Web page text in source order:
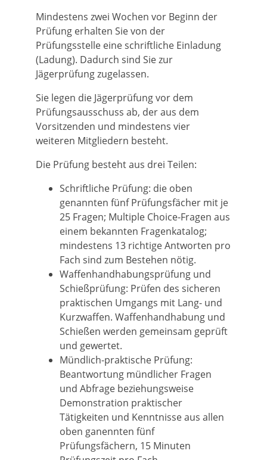
Mindestens zwei Wochen vor Beginn der
Prüfung erhalten Sie von der
Prüfungsstelle eine schriftliche Einladung
(Ladung). Dadurch sind Sie zur
Jägerprüfung zugelassen.
Sie legen die Jägerprüfung vor dem
Prüfungsausschuss ab, der aus dem
Vorsitzenden und mindestens vier
weiteren Mitgliedern besteht.
Die Prüfung besteht aus drei Teilen:
Schriftliche Prüfung: die oben
genannten fünf Prüfungsfächer mit je
25 Fragen; Multiple Choice-Fragen aus
einem bekannten Fragenkatalog;
mindestens 13 richtige Antworten pro
Fach sind zum Bestehen nötig.
Waffenhandhabungsprüfung und
Schießprüfung: Prüfen des sicheren
praktischen Umgangs mit Lang- und
Kurzwaffen. Waffenhandhabung und
Schießen werden gemeinsam geprüft
und gewertet.
Mündlich-praktische Prüfung:
Beantwortung mündlicher Fragen
und Abfrage beziehungsweise
Demonstration praktischer
Tätigkeiten und Kenntnisse aus allen
oben ganennten fünf
Prüfungsfächern, 15 Minuten